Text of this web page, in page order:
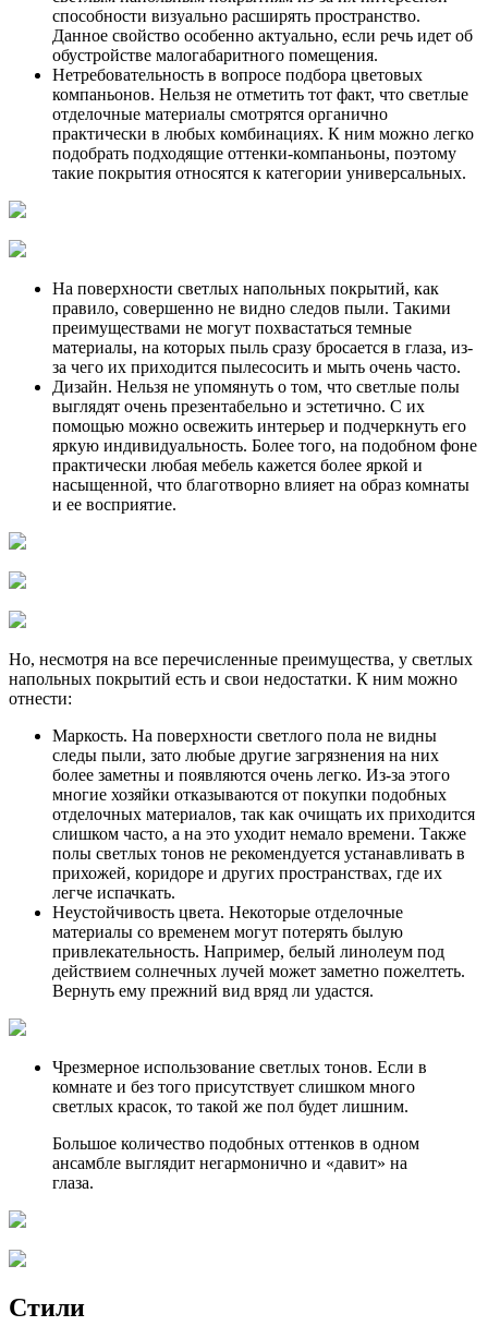
способности визуально расширять пространство.
Данное свойство особенно актуально, если речь идет об
обустройстве малогабаритного помещения.
Нетребовательность в вопросе подбора цветовых
компаньонов. Нельзя не отметить тот факт, что светлые
отделочные материалы смотрятся органично
практически в любых комбинациях. К ним можно легко
подобрать подходящие оттенки-компаньоны, поэтому
такие покрытия относятся к категории универсальных.
На поверхности светлых напольных покрытий, как
правило, совершенно не видно следов пыли. Такими
преимуществами не могут похвастаться темные
материалы, на которых пыль сразу бросается в глаза, из-
за чего их приходится пылесосить и мыть очень часто.
Дизайн. Нельзя не упомянуть о том, что светлые полы
выглядят очень презентабельно и эстетично. С их
помощью можно освежить интерьер и подчеркнуть его
яркую индивидуальность. Более того, на подобном фоне
практически любая мебель кажется более яркой и
насыщенной, что благотворно влияет на образ комнаты
и ее восприятие.
Но, несмотря на все перечисленные преимущества, у светлых
напольных покрытий есть и свои недостатки. К ним можно
отнести:
Маркость. На поверхности светлого пола не видны
следы пыли, зато любые другие загрязнения на них
более заметны и появляются очень легко. Из-за этого
многие хозяйки отказываются от покупки подобных
отделочных материалов, так как очищать их приходится
слишком часто, а на это уходит немало времени. Также
полы светлых тонов не рекомендуется устанавливать в
прихожей, коридоре и других пространствах, где их
легче испачкать.
Неустойчивость цвета. Некоторые отделочные
материалы со временем могут потерять былую
привлекательность. Например, белый линолеум под
действием солнечных лучей может заметно пожелтеть.
Вернуть ему прежний вид вряд ли удастся.
Чрезмерное использование светлых тонов. Если в
комнате и без того присутствует слишком много
светлых красок, то такой же пол будет лишним.
Большое количество подобных оттенков в одном
ансамбле выглядит негармонично и «давит» на
глаза.
Стили